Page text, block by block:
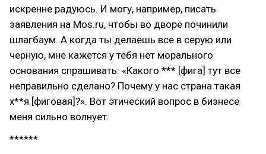
искренне радуюсь. И могу, например, писать
заявления на Mos.ru, чтобы во дворе починили
шлагбаум. А когда ты делаешь все в серую или
черную, мне кажется у тебя нет морального
основания спрашивать: «Какого *** [фига] тут все
неправильно сделано? Почему у нас страна такая
х**я [фиговая]?». Вот этический вопрос в бизнесе
меня сильно волнует.
******